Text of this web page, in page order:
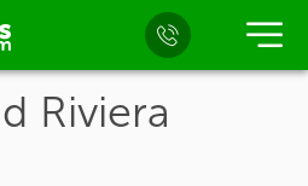
Riviera